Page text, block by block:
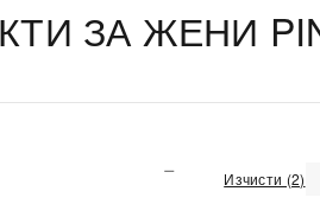
ЗА ЖЕНИ
Изчисти (2)